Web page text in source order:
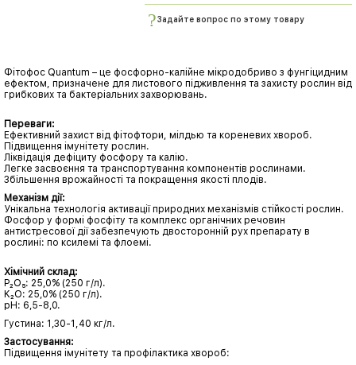
Задайте вопрос по этому товару
Фітофос Quantum – це фосфорно-калійне мікродобриво з фунгіцидним
ефектом, призначене для листового підживлення та захисту рослин від
грибкових та бактеріальних захворювань.
Переваги:
Ефективний захист від фітофтори, мілдью та кореневих хвороб.
Підвищення імунітету рослин.
Ліквідація дефіциту фосфору та калію.
Легке засвоєння та транспортування компонентів рослинами.
Збільшення врожайності та покращення якості плодів.
Механізм дії:
Унікальна технологія активації природних механізмів стійкості рослин.
Фосфор у формі фосфіту та комплекс органічних речовин
антистресової дії забезпечують двосторонній рух препарату в
рослині: по ксилемі та флоемі.
Хімічний склад:
P₂O₅: 25,0% (250 г/л).
K₂O: 25,0% (250 г/л).
pH: 6,5-8,0.
Густина: 1,30-1,40 кг/л.
Застосування:
Підвищення імунітету та профілактика хвороб: